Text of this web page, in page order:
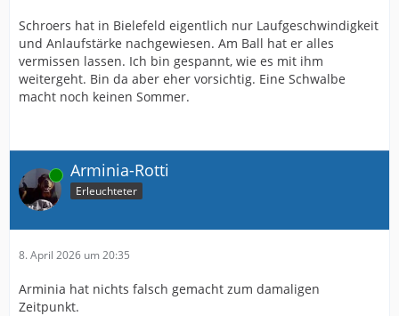
Schroers hat in Bielefeld eigentlich nur Laufgeschwindigkeit
und Anlaufstärke nachgewiesen. Am Ball hat er alles
vermissen lassen. Ich bin gespannt, wie es mit ihm
weitergeht. Bin da aber eher vorsichtig. Eine Schwalbe
macht noch keinen Sommer.
Online Arminia-Rotti
Erleuchteter
8. April 2026 um 20:35
Arminia hat nichts falsch gemacht zum damaligen
Zeitpunkt.